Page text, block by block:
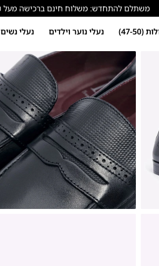
משתלם להתחדש: משלוח חינם ברכישה מעל 600₪ וגם החלפה ראשונה ללא עלות!
50) נעלי נוער וילדים נעלי נשים